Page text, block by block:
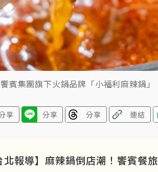
饗賓集團旗下火鍋品牌「小福利麻辣鍋」
享 分享 分享 連結
北報導】麻辣鍋倒店潮！饗賓餐